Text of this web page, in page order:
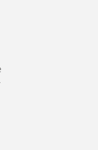
ca. 30 Minuten,
im Umkreis von 5